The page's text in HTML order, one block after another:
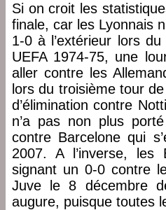
Si on croit les
finale, car les Lyonnais
1-0 à l’extérieur lors
UEFA 1974-75, une
aller contre les
lors du troisième tour
d’élimination contre
n’a pas non plus
contre Barcelone qui
2007. A l’inverse, les
signant un 0-0 contre
Juve le 8 décembre
augure, puisque toutes